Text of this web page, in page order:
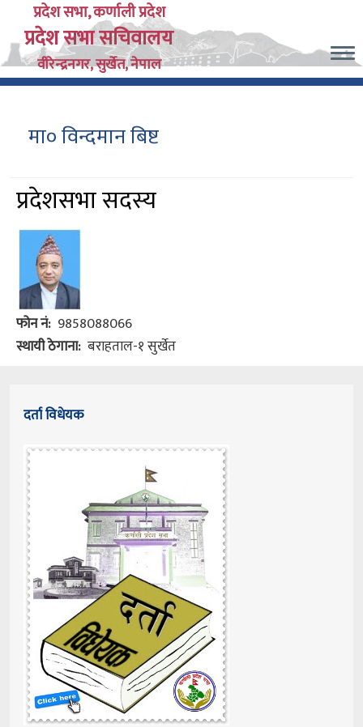
main
content
प्रदेश सभा, कर्णाली प्रदेश
प्रदेश सभा सचिवालय
वीरेन्द्रनगर, सुर्खेत, नेपाल
मा० विन्दमान बिष्ट
प्रदेशसभा सदस्य
फोन नं 9858088066
स्थायी ठेगाना बराहताल-१ सुर्खेत
दर्ता विधेयक